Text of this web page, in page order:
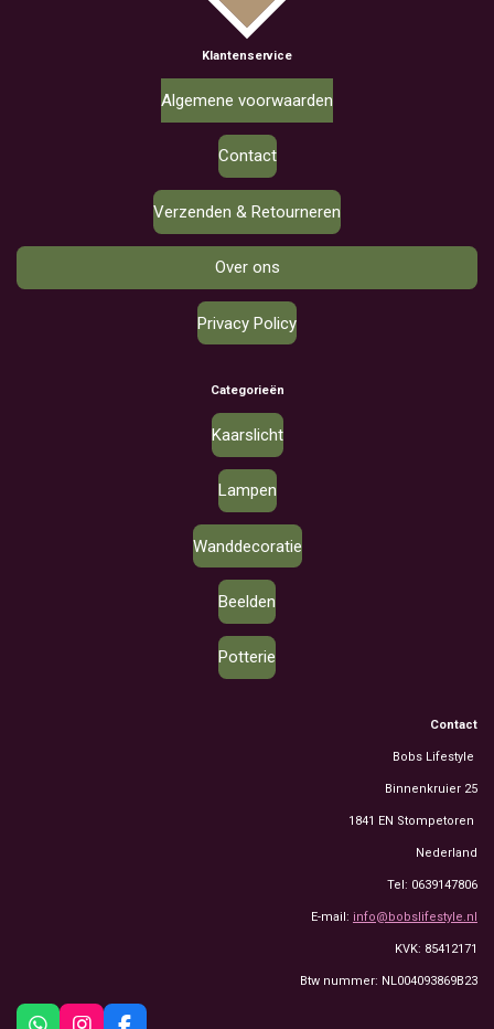
Klantenservice
Algemene voorwaarden
Contact
Verzenden & Retourneren
Over ons
Privacy Policy
Categorieën
Kaarslicht
Lampen
Wanddecoratie
Beelden
Potterie
Contact
Bobs Lifestyle
Binnenkruier 25
1841 EN Stompetoren
Nederland
Tel: 0639147806
E-mail: info@bobslifestyle.nl
KVK: 85412171
Btw nummer: NL004093869B23